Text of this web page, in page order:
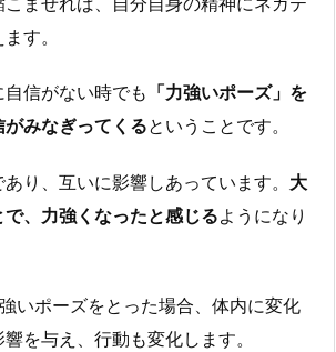
す。
信がない時でも 「力強いポーズ」を
みなぎってくるということです。
り、互いに影響しあっています。 大
、力強くなったと感じるようになり
いポーズをとった場合、体内に変化
を与え、行動も変化します。